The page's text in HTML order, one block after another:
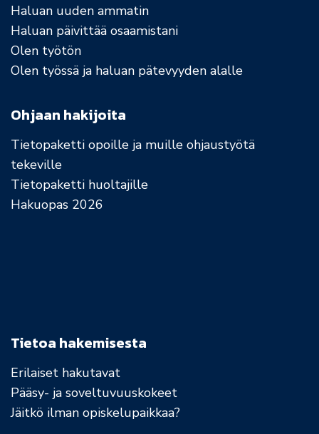
Haluan uuden ammatin
Haluan päivittää osaamistani
Olen työtön
Olen työssä ja haluan pätevyyden alalle
Ohjaan hakijoita
Tietopaketti opoille ja muille ohjaustyötä
tekeville
Tietopaketti huoltajille
Hakuopas 2026
Tietoa hakemisesta
Erilaiset hakutavat
Pääsy- ja soveltuvuuskokeet
Jäitkö ilman opiskelupaikkaa?